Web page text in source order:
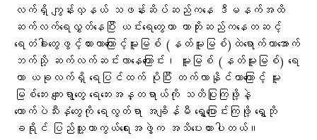
လက်ရှိ ကျွန်းလှနယ် သဖန်းဆိပ်ဆည်ကနေ ဒီမနက်အထိ
ဆက်လက်ရေလွှတ်နေပြီး ယင်းရေတွေဟာ ကာဘိုးဆည်ကနေတဆင့်
ရေတံခါးတွေဖွင့်ထားတာကြောင့်မူးမြစ် (နတ်မူးမြစ်)ထဲရောက်ကာအောက်
ဘက်သို့ ဆက်လက်ဆင်းလာနေကြောင်း၊ မူးမြစ် (နတ်မူးမြစ်) ရေ
ဟာ ယခုလက်ရှိ ရေပြင်ထက် ပိုပြီး တက်လာနိုင်တာကြောင့် မူး
မြစ်ဘေး ကျေးရွာတွေ ရေဘေးအန္တရာယ်ကို သတိပြုကြဖို့နဲ့
ကောက်ပဲသီးနှံတွေကို ရေလွတ်ရာ အချိန်မီ ရွှေ့ပြောင်းကြဖို့ ရွှေဘို
ခရိုင် ပြည်သူ့ကာကွယ်ရေးအဖွဲ့က အသိပေးထားပါတယ်။